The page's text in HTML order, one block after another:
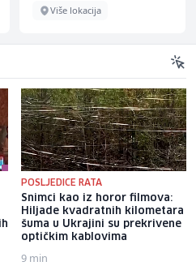
Više lokacija
POSLJEDICE RATA
Snimci kao iz horor filmova:
Hiljade kvadratnih kilometara
šuma u Ukrajini su prekrivene
optičkim kablovima
9 min